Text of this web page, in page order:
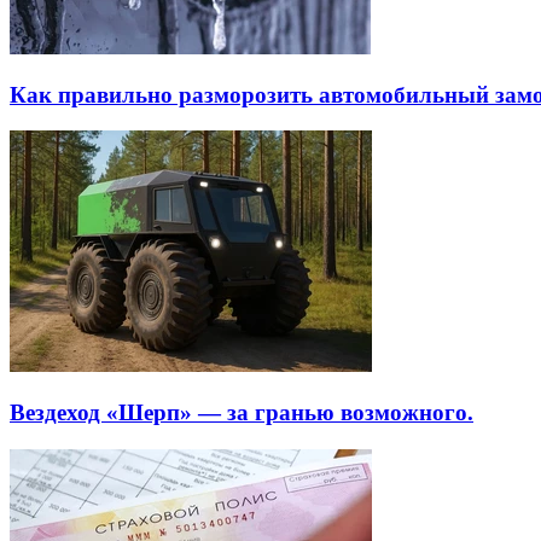
Как правильно разморозить автомобильный
Вездеход «Шерп» — за гранью возможного.